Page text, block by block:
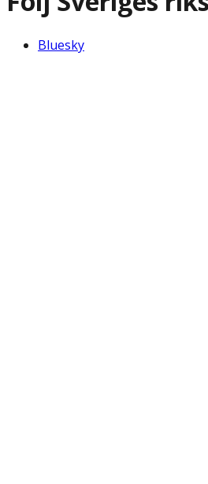
Bluesky